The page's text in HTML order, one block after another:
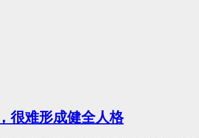
很难形成健全人格